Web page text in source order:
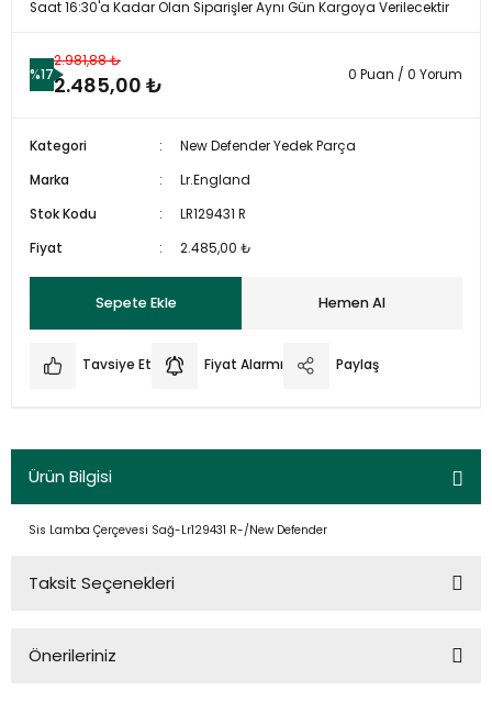
Saat 16:30'a Kadar Olan Siparişler Aynı Gün Kargoya Verilecektir
%17
2.981,88 ₺
2.485,00 ₺ 0 Puan / 0 Yorum
Kategori
New Defender Yedek Parça
Marka
Lr.England
Stok Kodu
LR129431 R
Fiyat
2.485,00 ₺
Sepete Ekle Hemen Al
Tavsiye Et Fiyat Alarmı Paylaş
Ürün Bilgisi
Sis Lamba Çerçevesi Sağ-Lr129431 R-/New Defender
Taksit Seçenekleri
Önerileriniz